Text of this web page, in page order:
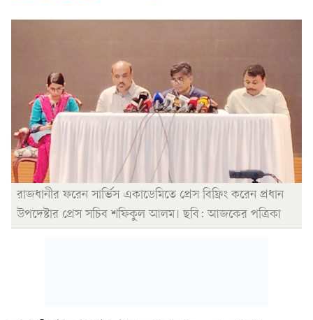
রাজধানীর ফরেন সার্ভিস একাডেমিতে প্রেস বিফ্রিং করেন প্রধান
উপদেষ্টার প্রেস সচিব শফিকুল আলম। ছবি: আজকের পত্রিকা